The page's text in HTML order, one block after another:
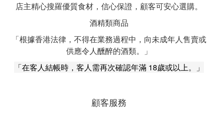
店主精心搜羅優質食材，信心保證，顧客可安心選購。
酒精類商品
「根據香港法律，不得在業務過程中，向未成年人售賣或
供應令人醺醉的酒類。」
「在客人結帳時，客人需再次確認年滿 18歲或以上。」
顧客服務